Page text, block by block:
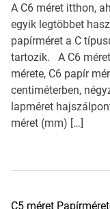
A C6 méret itthon,
egyik legtöbbet
papírméret a C
tartozik. A C6
mérete, C6 papír
centiméterben,
lapméret
méret (mm) […]
C5 méret